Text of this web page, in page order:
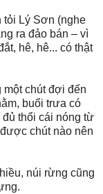
tỏi Lý Sơn (nghe
ra đảo bán – vì
hê, hê... có thật
chút đợi đến
buổi trưa có
thổi cái nóng từ
chút nào nên
núi rừng cũng